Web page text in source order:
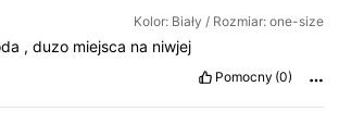
Kolor: Biały / Rozmiar: one-size
,duzo miejsca na niwjej
Pomocny (0)